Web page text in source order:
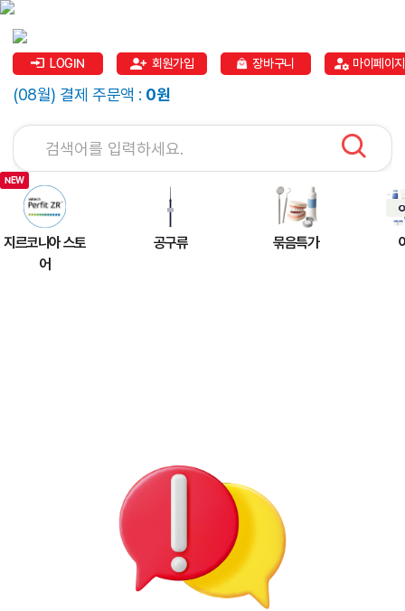
LOGIN 회원가입 장바구니 마이페이지
(08월) 결제 주문액 : 0원
지르코니아 스토
어
공구류 묶음특가